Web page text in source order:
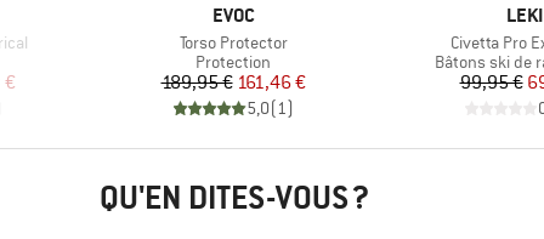
€
MARQUE
EVOC
Article
Torso Protector
Product group
Protection
Prix
189,95 €Prix réduit
161,46 €
5,0(1)
LEKI
Article
Civetta Pro
Product group
Bâtons ski de
99,95 €
QU'EN DITES-VOUS ?